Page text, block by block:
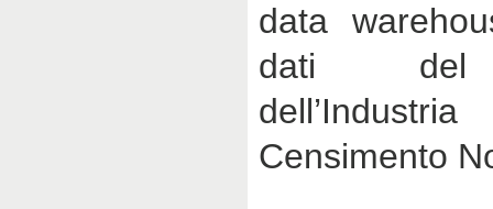
data
dati del
Censimento